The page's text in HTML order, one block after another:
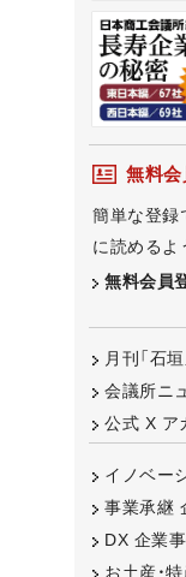
無料
簡単な登録
に読めるよ
無料会員
月刊「石
会議所ニ
公式 X ア
イノベー
事業承継
DX 企業事
お土産・